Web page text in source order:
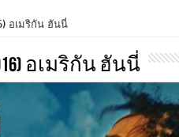
อเมริกัน ฮันนี่
อเมริกัน ฮันนี่